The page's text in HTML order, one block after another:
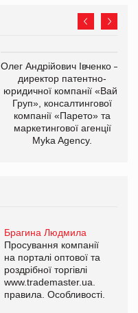
Олег Андрійович Івченко —
директор патентно-
юридичної компанії «Вайз
Груп», консалтингової
компанії «Парето» та
маркетингової агенції
Myka Agency.
Брагина Людмила
Просування компанії
на порталі оптової та
роздрібної торгівлі
www.trademaster.ua.
правила. Особливості.